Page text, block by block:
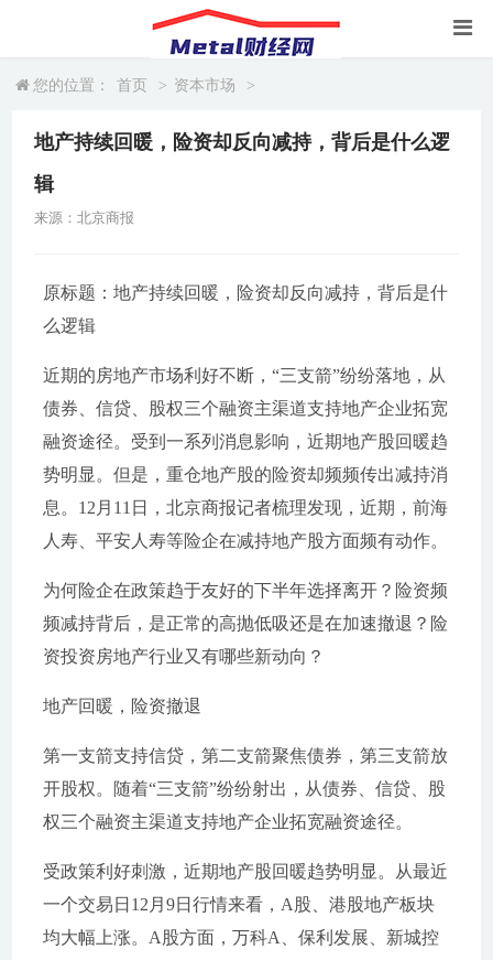
您的位置： 首页 > 资本市场 >
地产持续回暖，险资却反向减持，背后是什么逻
辑
来源：北京商报
原标题：地产持续回暖，险资却反向减持，背后是什
么逻辑
近期的房地产市场利好不断，“三支箭”纷纷落地，从
债券、信贷、股权三个融资主渠道支持地产企业拓宽
融资途径。受到一系列消息影响，近期地产股回暖趋
势明显。但是，重仓地产股的险资却频频传出减持消
息。12月11日，北京商报记者梳理发现，近期，前海
人寿、平安人寿等险企在减持地产股方面频有动作。
为何险企在政策趋于友好的下半年选择离开？险资频
频减持背后，是正常的高抛低吸还是在加速撤退？险
资投资房地产行业又有哪些新动向？
地产回暖，险资撤退
第一支箭支持信贷，第二支箭聚焦债券，第三支箭放
开股权。随着“三支箭”纷纷射出，从债券、信贷、股
权三个融资主渠道支持地产企业拓宽融资途径。
受政策利好刺激，近期地产股回暖趋势明显。从最近
一个交易日12月9日行情来看，A股、港股地产板块
均大幅上涨。A股方面，万科A、保利发展、新城控